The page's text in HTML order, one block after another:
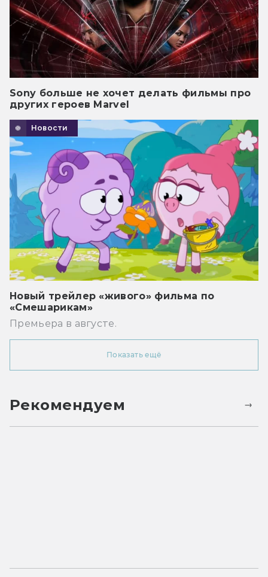
Sony больше не хочет делать фильмы про
других героев Marvel
Новости
Новый трейлер «живого» фильма по
«Смешарикам»
Премьера в августе.
Показать ещё
Рекомендуем